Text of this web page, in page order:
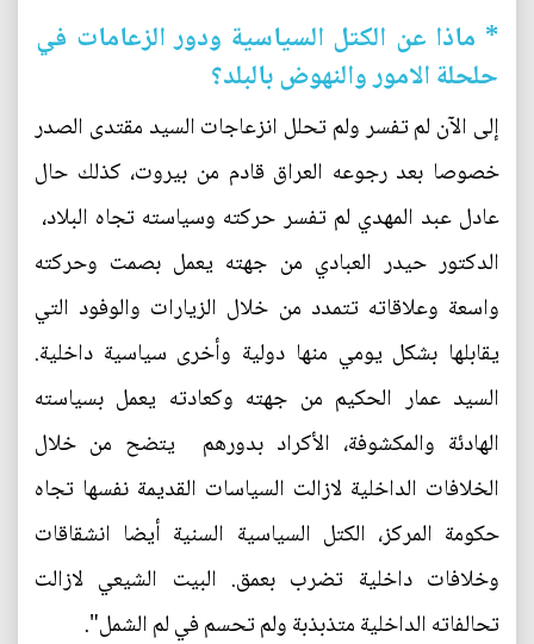
* ماذا عن الكتل السياسية ودور الزعامات في
حلحلة الامور والنهوض بالبلد؟
إلى الآن لم تفسر ولم تحلل انزعاجات السيد مقتدى الصدر
خصوصا بعد رجوعه العراق قادم من بيروت، كذلك حال
عادل عبد المهدي لم تفسر حركته وسياسته تجاه البلاد،
الدكتور حيدر العبادي من جهته يعمل بصمت وحركته
واسعة وعلاقاته تتمدد من خلال الزيارات والوفود التي
يقابلها بشكل يومي منها دولية وأخرى سياسية داخلية.
السيد عمار الحكيم من جهته وكعادته يعمل بسياسته
الهادئة والمكشوفة، الأكراد بدورهم يتضح من خلال
الخلافات الداخلية لازالت السياسات القديمة نفسها تجاه
حكومة المركز، الكتل السياسية السنية أيضا انشقاقات
وخلافات داخلية تضرب بعمق. البيت الشيعي لازالت
تحالفاته الداخلية متذبذبة ولم تحسم في لم الشمل".